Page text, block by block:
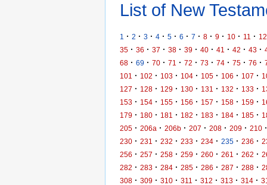
List of New
1 · 2 · 3 · 4 · 5 · 6 · 7 · 8 · 9 · 10 · 11 · 12
35 · 36 · 37 · 38 · 39 · 40 · 41 · 42 · 43 ·
68 · 69 · 70 · 71 · 72 · 73 · 74 · 75 · 76 ·
101
· 102 · 103 · 104 · 105 · 106 · 107 ·
127 · 128 · 129 · 130 · 131 · 132 · 133 ·
153 · 154 · 155 · 156 · 157 · 158 · 159 ·
179 · 180 · 181 · 182 · 183 · 184 · 185 ·
205 · 206a · 206b · 207 · 208 · 209 · 210 ·
230 · 231 · 232 · 233 · 234 · 235 · 236 ·
256 · 257 · 258 · 259 · 260 · 261 · 262 ·
282 · 283 · 284 · 285 · 286 · 287 · 288 ·
308 · 309 · 310 · 311 · 312 · 313 · 314 ·